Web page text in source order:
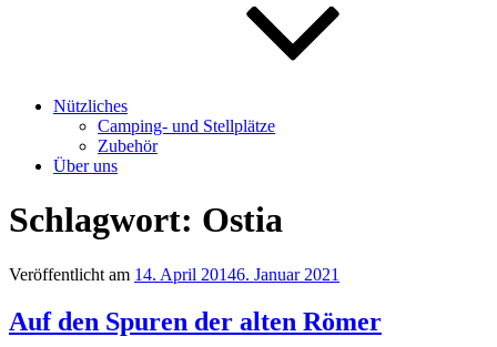
Nützliches
Camping- und Stellplätze
Zubehör
Über uns
Schlagwort: Ostia
Veröffentlicht am 14. April 20146. Januar 2021
Auf den Spuren der alten Römer